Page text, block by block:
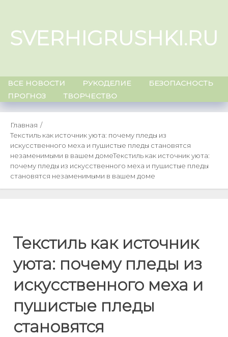
content
SVERHIGRUSHKI.RU
ВСЕ НОВОСТИ РУКОДЕЛИЕ
БЕЗОПАСНОСТЬ
ПРОГНОЗ
ТВОРЧЕСТВО
Главная
Текстиль как источник уюта: почему пледы из
искусственного меха и пушистые пледы становятся
незаменимыми в вашем домеТекстиль как источник уюта:
почему пледы из искусственного меха и пушистые пледы
становятся незаменимыми в вашем доме
Текстиль как источник
уюта: почему пледы из
искусственного меха и
пушистые пледы
становятся